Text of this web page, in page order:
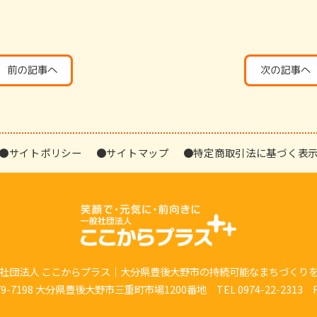
●サイトポリシー ●サイトマップ ●特定商取引法に基づく表示
団法人 ここからプラス｜大分県豊後大野市の持続可能なまちづくり
7198 大分県豊後大野市三重町市場1200番地 TEL 0974-22-2313